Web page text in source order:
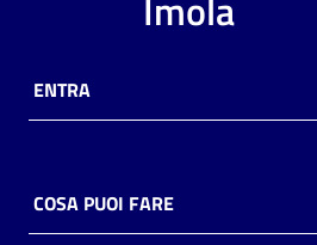
Casa
ENTRA
COSA PUOI FARE